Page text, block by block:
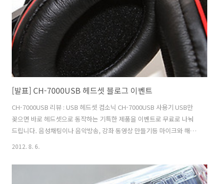
[발표] CH-7000USB 헤드셋 블로그 이벤트
CH-7000USB 리뷰 : USB 헤드셋 컴소닉 CH-7000USB 사용기 USB만
꽂으면 바로 헤드셋으로 동작하는 기특한 제품을 이벤트로 무료로 나눠
드립니다. 음성채팅이나 음악방송, 강좌 동영상 만들기등 마이크와 해드
폰을 자주 활용하는 분들게 적합한 모델입니다. USB 단자만 꽂으면 바로
다. 잡음도 없고 깨끗한 사운드를 들려줍니다. 자세한 내용은 위 리뷰 링
크를 참고해주세요. 이벤트 품목 CH-7000USB 8개 배송비 무료 (컴소닉
2012. 8. 6.